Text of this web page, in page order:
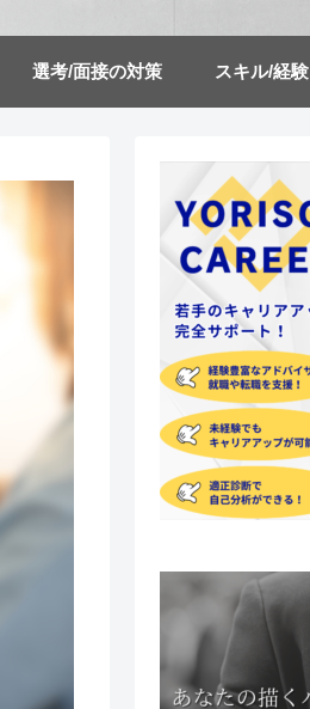
選考/面接の対策 スキル/経験